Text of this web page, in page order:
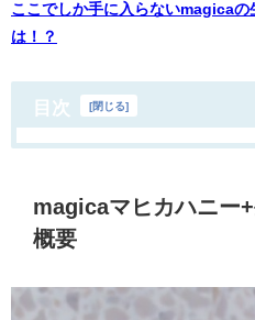
ここでしか手に入らないmagicaの
は！？
目次 [閉じる]
magicaマヒカハニー
概要